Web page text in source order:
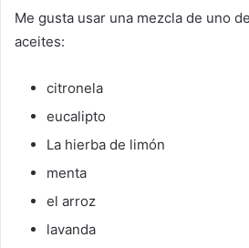
Me gusta usar una mezcla de uno
aceites:
citronela
eucalipto
La hierba de limón
menta
el arroz
lavanda